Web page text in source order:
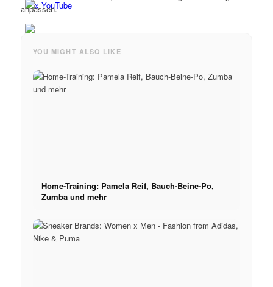
x YouTube
anpassen.
YOU MIGHT ALSO LIKE
Home-Training: Pamela Reif, Bauch-Beine-Po,
Zumba und mehr